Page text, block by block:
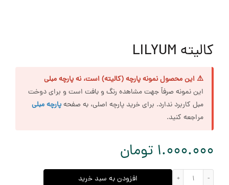
کالیته LILYUM
⚠️ این محصول نمونه پارچه (کالیته) است، نه پارچه مبلی
این نمونه صرفاً جهت مشاهده رنگ و بافت است و برای دوخت
مبل کاربرد ندارد. برای خرید پارچه اصلی، به صفحهپارچه مبلی
مراجعه کنید.
1.000.000 تومان
کالیته LILYUM عدد افزودن به سبد خرید